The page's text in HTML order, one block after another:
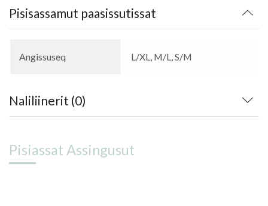
Pisisassamut paasissutissat
Angissuseq L/XL, M/L, S/M
Naliliinerit (0)
Pisiassat Assingusut